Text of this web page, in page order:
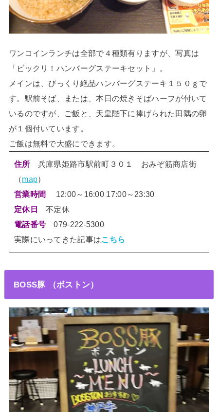
ワンコインランチは全部で４種類有りますが、写真は
「ビックリ！ハンバーグステーキセット」。
メインは、びっくり絶品ハンバーグステーキ１５０ｇで
す。駅前そば、または、本日の焼きそばハーフが付いて
いるのですが、ご飯と、天皇陛下に捧げられた田隅の卵
が１個付いています。
ご飯は無料で大盛にできます。
住所 兵庫県姫路市駅前町３０１ おみぞ筋商店街
（map）
営業時間 12:00～16:00 17:00～23:30
定休日不定休
電話番号079-222-5300
実際にいってきた記事はこちら
BOSS豚 （ボストン）